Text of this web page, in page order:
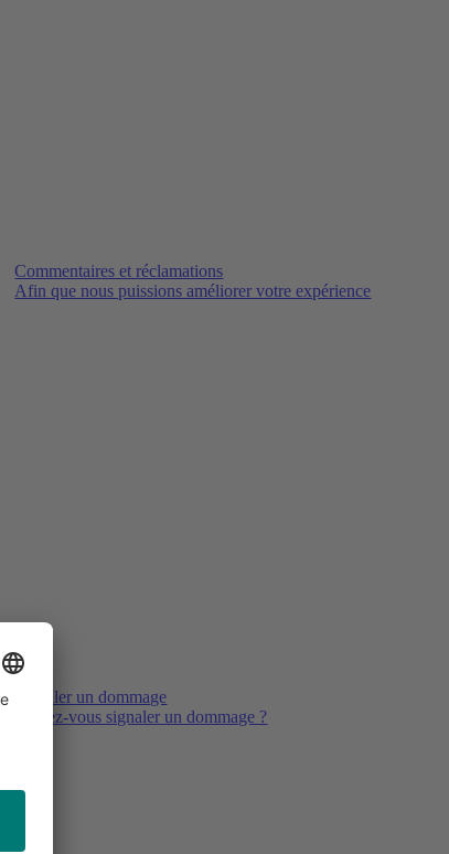
Commentaires et réclamations
Afin que nous puissions améliorer votre expérience
Signaler un dommage
Voulez-vous signaler un dommage ?